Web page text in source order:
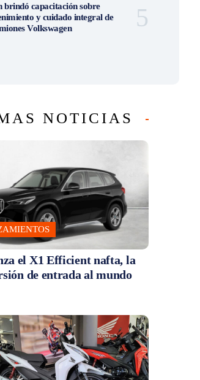
brindó capacitación sobre
y cuidado integral de
Volkswagen
NOTICIAS
el X1 Efficient nafta, la
de entrada al mundo